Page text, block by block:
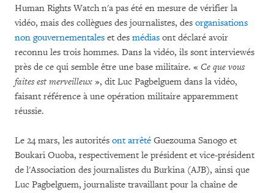
Human Rights Watch n'a pas été en mesure de vérifier la
vidéo, mais des collègues des journalistes, des organisations
non gouvernementales et des médias ont déclaré avoir
reconnu les trois hommes. Dans la vidéo, ils sont interviewés
près de ce qui semble être une base militaire. « Ce que vous
faites est merveilleux », dit Luc Pagbelguem dans la vidéo,
faisant référence à une opération militaire apparemment
réussie.
Le 24 mars, les autorités ont arrêté Guezouma Sanogo et
Boukari Ouoba, respectivement le président et vice-président
de l'Association des journalistes du Burkina (AJB), ainsi que
Luc Pagbelguem, journaliste travaillant pour la chaîne de